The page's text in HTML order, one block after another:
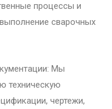
процессы и
сварочных
Мы
техническую
чертежи,